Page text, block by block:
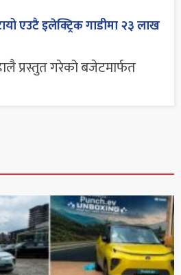
एउटै इलेक्ट्रिक गाडीमा २३ लाख
प्रस्तुत गरेको बजेटमार्फत